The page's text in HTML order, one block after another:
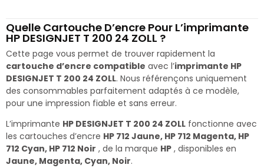
Quelle Cartouche D’encre Pour L’imprimante
HP DESIGNJET T 200 24 ZOLL ?
Cette page vous permet de trouver rapidement la
cartouche d’encre compatible avec l’imprimante HP
DESIGNJET T 200 24 ZOLL. Nous référençons uniquement
des consommables parfaitement adaptés à ce modèle,
pour une impression fiable et sans erreur.
L’imprimante HP DESIGNJET T 200 24 ZOLL fonctionne avec
les cartouches d’encre HP 712 Jaune, HP 712 Magenta, HP
712 Cyan, HP 712 Noir , de la marque HP , disponibles en
Jaune, Magenta, Cyan, Noir.